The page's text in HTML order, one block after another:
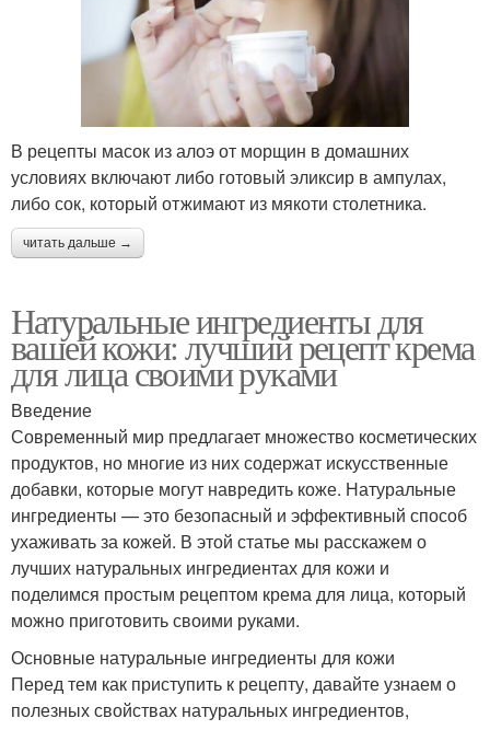
В рецепты масок из алоэ от морщин в домашних
условиях включают либо готовый эликсир в ампулах,
либо сок, который отжимают из мякоти столетника.
читать дальше →
Натуральные ингредиенты для
вашей кожи: лучший рецепт крема
для лица своими руками
Введение
Современный мир предлагает множество косметических
продуктов, но многие из них содержат искусственные
добавки, которые могут навредить коже. Натуральные
ингредиенты — это безопасный и эффективный способ
ухаживать за кожей. В этой статье мы расскажем о
лучших натуральных ингредиентах для кожи и
поделимся простым рецептом крема для лица, который
можно приготовить своими руками.
Основные натуральные ингредиенты для кожи
Перед тем как приступить к рецепту, давайте узнаем о
полезных свойствах натуральных ингредиентов,